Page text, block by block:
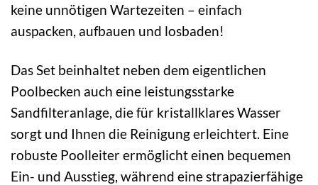
keine unnötigen Wartezeiten – einfach
auspacken, aufbauen und losbaden!
Das Set beinhaltet neben dem eigentlichen
Poolbecken auch eine leistungsstarke
Sandfilteranlage, die für kristallklares Wasser
sorgt und Ihnen die Reinigung erleichtert. Eine
robuste Poolleiter ermöglicht einen bequemen
Ein- und Ausstieg, während eine strapazierfähige